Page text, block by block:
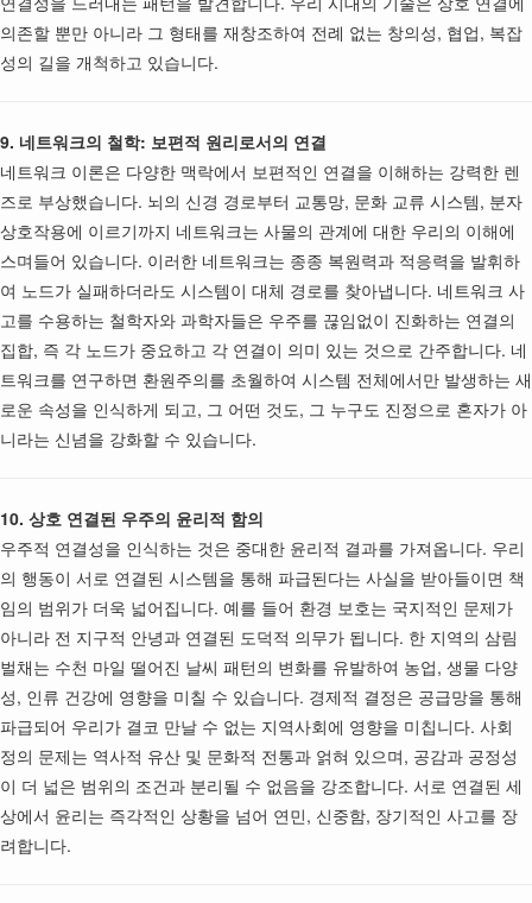
의존할 뿐만 아니라 그 형태를 재창조하여 전례 없는 창의성, 협업, 복잡
성의 길을 개척하고 있습니다.
9. 네트워크의 철학: 보편적 원리로서의 연결
네트워크 이론은 다양한 맥락에서 보편적인 연결을 이해하는 강력한 렌
즈로 부상했습니다. 뇌의 신경 경로부터 교통망, 문화 교류 시스템, 분자
상호작용에 이르기까지 네트워크는 사물의 관계에 대한 우리의 이해에
스며들어 있습니다. 이러한 네트워크는 종종 복원력과 적응력을 발휘하
여 노드가 실패하더라도 시스템이 대체 경로를 찾아냅니다. 네트워크 사
고를 수용하는 철학자와 과학자들은 우주를 끊임없이 진화하는 연결의
집합, 즉 각 노드가 중요하고 각 연결이 의미 있는 것으로 간주합니다. 네
트워크를 연구하면 환원주의를 초월하여 시스템 전체에서만 발생하는 새
로운 속성을 인식하게 되고, 그 어떤 것도, 그 누구도 진정으로 혼자가 아
니라는 신념을 강화할 수 있습니다.
10. 상호 연결된 우주의 윤리적 함의
우주적 연결성을 인식하는 것은 중대한 윤리적 결과를 가져옵니다. 우리
의 행동이 서로 연결된 시스템을 통해 파급된다는 사실을 받아들이면 책
임의 범위가 더욱 넓어집니다. 예를 들어 환경 보호는 국지적인 문제가
아니라 전 지구적 안녕과 연결된 도덕적 의무가 됩니다. 한 지역의 삼림
벌채는 수천 마일 떨어진 날씨 패턴의 변화를 유발하여 농업, 생물 다양
성, 인류 건강에 영향을 미칠 수 있습니다. 경제적 결정은 공급망을 통해
파급되어 우리가 결코 만날 수 없는 지역사회에 영향을 미칩니다. 사회
정의 문제는 역사적 유산 및 문화적 전통과 얽혀 있으며, 공감과 공정성
이 더 넓은 범위의 조건과 분리될 수 없음을 강조합니다. 서로 연결된 세
상에서 윤리는 즉각적인 상황을 넘어 연민, 신중함, 장기적인 사고를 장
려합니다.